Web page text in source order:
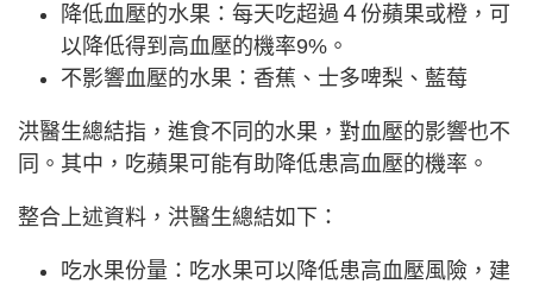
降低血壓的水果：每天吃超過４份蘋果或橙，可
以降低得到高血壓的機率9%。
不影響血壓的水果：香蕉、士多啤梨、藍莓
洪醫生總結指，進食不同的水果，對血壓的影響也不
同。其中，吃蘋果可能有助降低患高血壓的機率。
整合上述資料，洪醫生總結如下：
吃水果份量：吃水果可以降低患高血壓風險，建